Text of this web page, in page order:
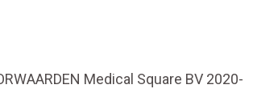
Medical Square BV 2020-